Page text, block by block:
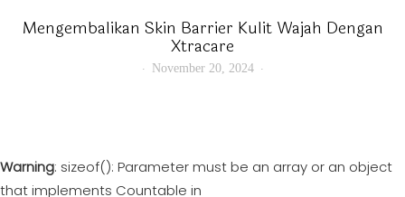
Mengembalikan Skin Barrier Kulit Wajah Dengan
Xtracare
November 20, 2024
Warning: sizeof(): Parameter must be an array or an object
that implements Countable in